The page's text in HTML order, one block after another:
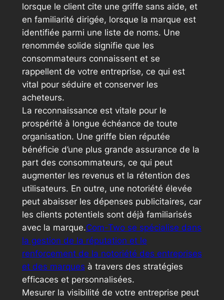
lorsque le client cite une griffe sans aide, et
en familiarité dirigée, lorsque la marque est
identifiée parmi une liste de noms. Une
renommée solide signifie que les
consommateurs connaissent et se
rappellent de votre entreprise, ce qui est
vital pour séduire et conserver les
acheteurs.
La reconnaissance est vitale pour le
prospérité à longue échéance de toute
organisation. Une griffe bien réputée
bénéficie d’une plus grande assurance de la
part des consommateurs, ce qui peut
augmenter les revenus et la rétention des
utilisateurs. En outre, une notoriété élevée
peut abaisser les dépenses publicitaires, car
les clients potentiels sont déjà familiarisés
avec la marque.Com-Two se spécialise dans
la gestion de la réputation et le
renforcement de la notoriété des entreprises
et des marques à travers des stratégies
efficaces et personnalisées.
Mesurer la visibilité de votre entreprise peut